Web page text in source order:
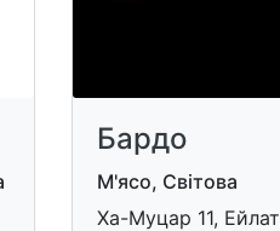
Бардо
М'ясо, Світова
Ха-Муцар 11, Ейлат